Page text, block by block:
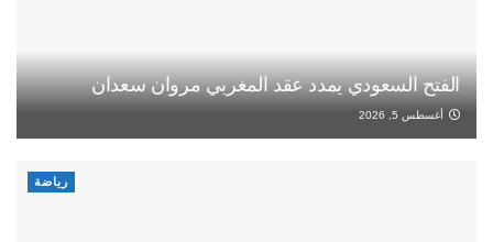
الفتح السعودي يمدد عقد المغربي مروان سعدان
أغسطس 5, 2026
رياضة